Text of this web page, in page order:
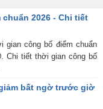
2026 - Chi tiết
gian công bố điểm chuẩn
Chi tiết thời gian công bố
bất ngờ trước giờ